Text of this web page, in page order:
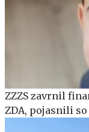
ZZZS zavrnil
ZDA, pojasnili